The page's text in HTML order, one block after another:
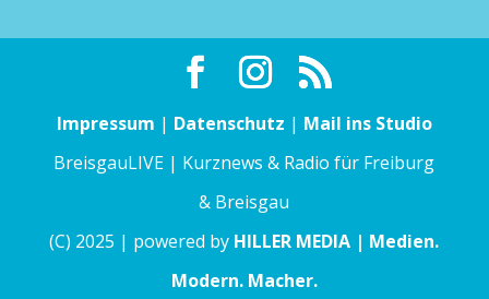
Impressum | Datenschutz | Mail ins Studio
BreisgauLIVE | Kurznews & Radio für Freiburg
& Breisgau
(C) 2025 | powered by HILLER MEDIA | Medien.
Modern. Macher.